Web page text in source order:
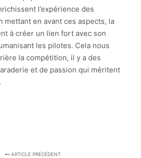
l’expérience des
mettant en avant ces aspects, la
à créer un lien fort avec son
les pilotes. Cela nous
la compétition, il y a des
et de passion qui méritent
ARTICLE PRÉCÉDENT